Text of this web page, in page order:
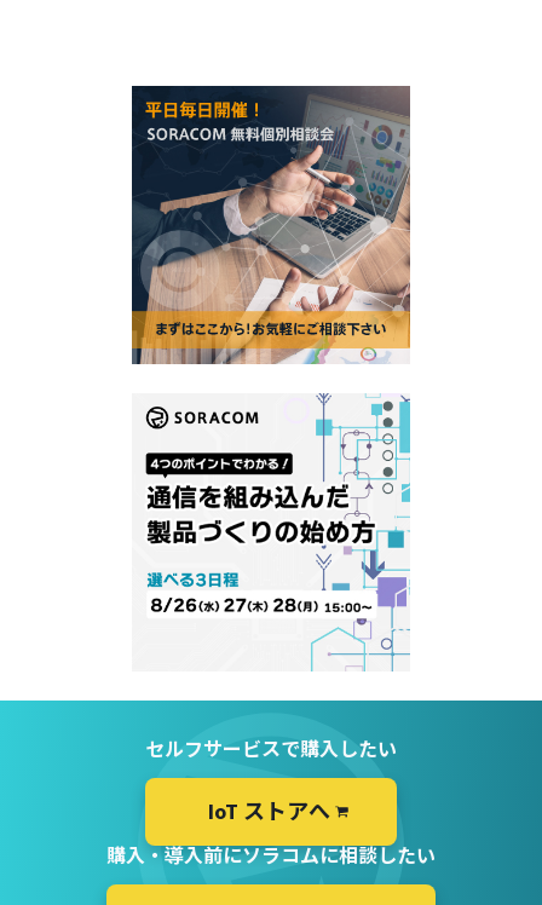
セルフサービスで購入したい
IoT ストアへ
購入・導入前にソラコムに相談したい